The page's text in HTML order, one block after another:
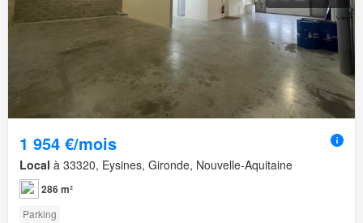
1 954 €/mois
Local à 33320, Eysines, Gironde, Nouvelle-Aquitaine
286 m²
Parking